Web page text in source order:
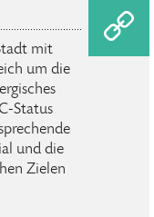
mit
um die
Status
und die
Zielen